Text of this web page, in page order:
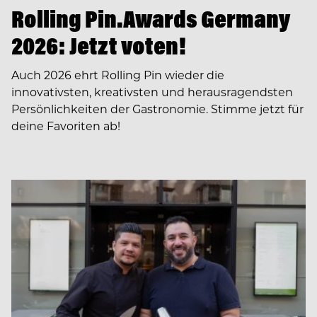
Rolling Pin.Awards Germany
2026: Jetzt voten!
Auch 2026 ehrt Rolling Pin wieder die
innovativsten, kreativsten und herausragendsten
Persönlichkeiten der Gastronomie. Stimme jetzt für
deine Favoriten ab!